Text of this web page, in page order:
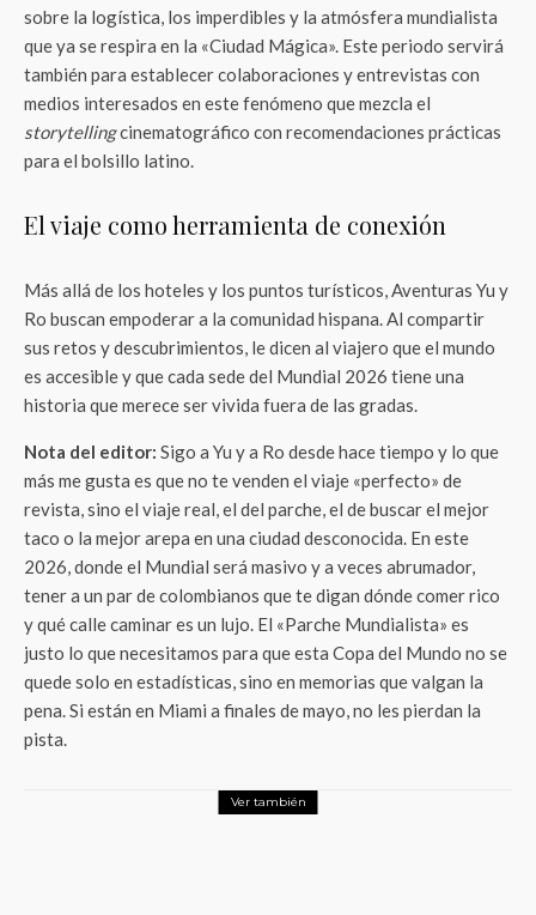
sobre la logística, los imperdibles y la atmósfera mundialista
que ya se respira en la «Ciudad Mágica». Este periodo servirá
también para establecer colaboraciones y entrevistas con
medios interesados en este fenómeno que mezcla el
storytellingcinematográfico con recomendaciones prácticas
para el bolsillo latino.
El viaje como herramienta de conexión
Más allá de los hoteles y los puntos turísticos, Aventuras Yu y
Ro buscan empoderar a la comunidad hispana. Al compartir
sus retos y descubrimientos, le dicen al viajero que el mundo
es accesible y que cada sede del Mundial 2026 tiene una
historia que merece ser vivida fuera de las gradas.
Nota del editor: Sigo a Yu y a Ro desde hace tiempo y lo que
más me gusta es que no te venden el viaje «perfecto» de
revista, sino el viaje real, el del parche, el de buscar el mejor
taco o la mejor arepa en una ciudad desconocida. En este
2026, donde el Mundial será masivo y a veces abrumador,
tener a un par de colombianos que te digan dónde comer rico
y qué calle caminar es un lujo. El «Parche Mundialista» es
justo lo que necesitamos para que esta Copa del Mundo no se
quede solo en estadísticas, sino en memorias que valgan la
pena. Si están en Miami a finales de mayo, no les pierdan la
pista.
Ver también